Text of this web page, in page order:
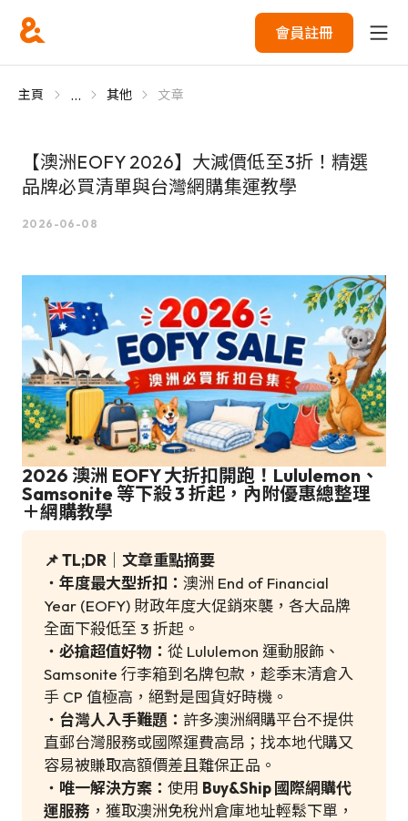
會員註冊
主頁 ... 其他 文章
【澳洲EOFY 2026】大減價低至3折！精選
品牌必買清單與台灣網購集運教學
2026-06-08
2026 澳洲 EOFY 大折扣開跑！Lululemon、
Samsonite 等下殺 3 折起，內附優惠總整理
＋網購教學
📌 TL;DR｜文章重點摘要
・ 年度最大型折扣： 澳洲 End of Financial
Year (EOFY) 財政年度大促銷來襲，各大品牌
全面下殺低至 3 折起。
・ 必搶超值好物： 從 Lululemon 運動服飾、
Samsonite 行李箱到名牌包款，趁季末清倉入
手 CP 值極高，絕對是囤貨好時機。
・ 台灣人入手難題： 許多澳洲網購平台不提供
直郵台灣服務或國際運費高昂；找本地代購又
容易被賺取高額價差且難保正品。
・ 唯一解決方案： 使用 Buy&Ship 國際網購代
運服務 ，獲取澳洲免稅州倉庫地址輕鬆下單，